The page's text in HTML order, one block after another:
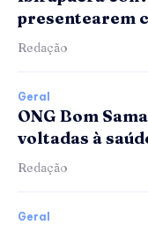
presentearem
Redação
Geral
ONG Bom
voltadas à
Redação
Geral